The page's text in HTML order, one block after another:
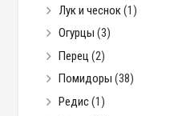
Лук и чеснок(1)
Огурцы (3)
Перец (2)
Помидоры (38)
Редис(1)